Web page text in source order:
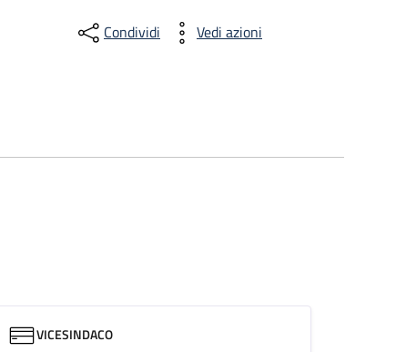
Condividi Vedi azioni
VICESINDACO